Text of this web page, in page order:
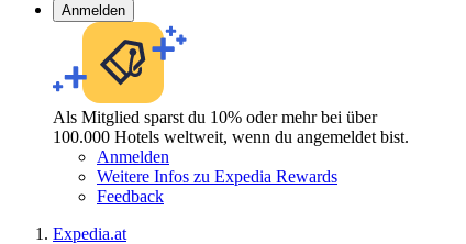
Anmelden
Als Mitglied sparst du 10% oder mehr bei über
100.000 Hotels weltweit, wenn du angemeldet bist.
Anmelden
Weitere Infos zu Expedia Rewards
Feedback
Expedia.at